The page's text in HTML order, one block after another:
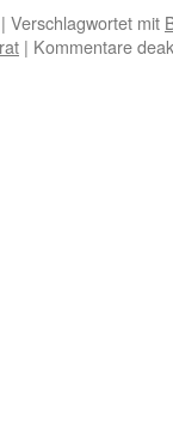
| Verschlagwortet mit
| Kommentare